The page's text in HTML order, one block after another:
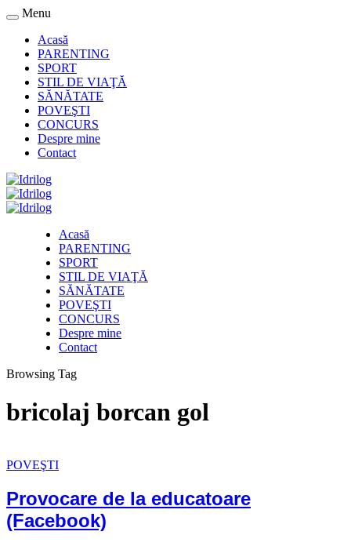
Menu
Acasă
PARENTING
SPORT
STIL DE VIAŢĂ
SĂNĂTATE
POVEŞTI
CONCURS
Despre mine
Contact
Acasă
PARENTING
SPORT
STIL DE VIAŢĂ
SĂNĂTATE
POVEŞTI
CONCURS
Despre mine
Contact
Browsing Tag
bricolaj borcan gol
POVEŞTI
Provocare de la educatoare
(Facebook)